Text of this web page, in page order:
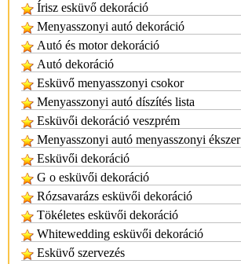
Írisz esküvő dekoráció
Menyasszonyi autó dekoráció
Autó és motor dekoráció
Autó dekoráció
Esküvő menyasszonyi csokor
Menyasszonyi autó díszítés lista
Esküvői dekoráció veszprém
Menyasszonyi autó menyasszonyi ékszer
Esküvői dekoráció
G o esküvői dekoráció
Rózsavarázs esküvői dekoráció
Tökéletes esküvői dekoráció
Whitewedding esküvői dekoráció
Esküvő szervezés